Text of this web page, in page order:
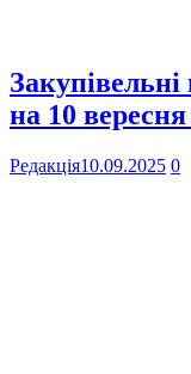
на 10
Редакція10.09.2025 0